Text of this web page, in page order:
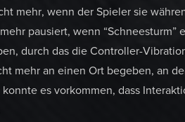
mehr, wenn der Spieler sie
pausiert, wenn “Schneesturm”
durch das die Controller-
mehr an einen Ort begeben, an
es vorkommen, dass